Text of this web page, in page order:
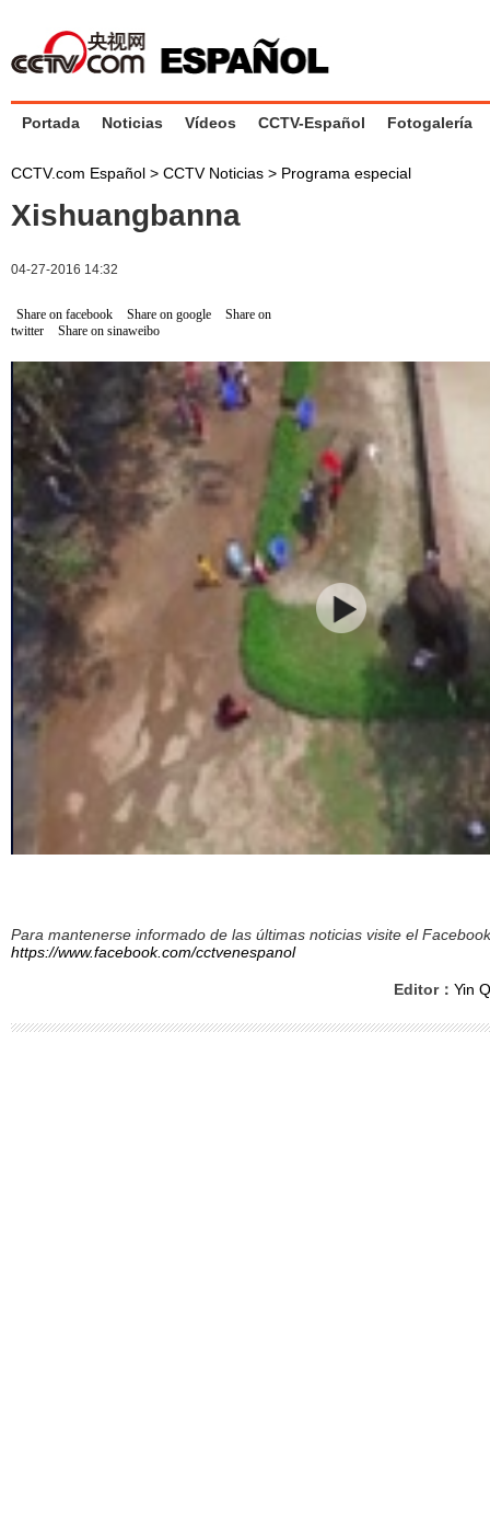
Portada Noticias Vídeos CCTV-Español Fotogalería
CCTV.com Español > CCTV Noticias > Programa especial
Xishuangbanna
04-27-2016 14:32
Share on facebook Share on google
Share on
twitter
Share on sinaweibo
Para mantenerse informado de las últimas noticias visite el
https://www.facebook.com/cctvenespanol
Editor： Yin